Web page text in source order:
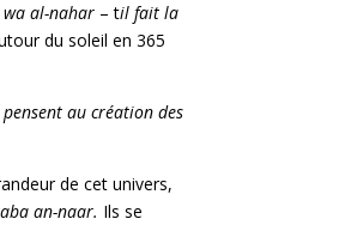
al-nahar – til fait la
du soleil en 365
au création des
de cet univers,
an-naar. Ils se